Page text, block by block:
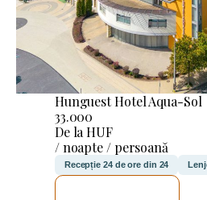
Hunguest Hotel Aqua-Sol
33.000
De la HUF
/ noapte / persoană
Recepție 24 de ore din 24